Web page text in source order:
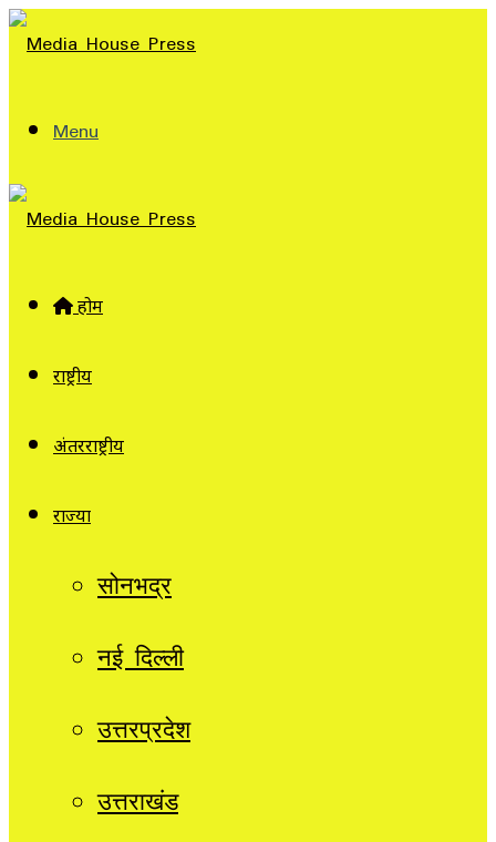
Menu
होम
राष्ट्रीय
अंतरराष्ट्रीय
राज्यों
सोनभद्र
नई दिल्ली
उत्तरप्रदेश
उत्तराखंड